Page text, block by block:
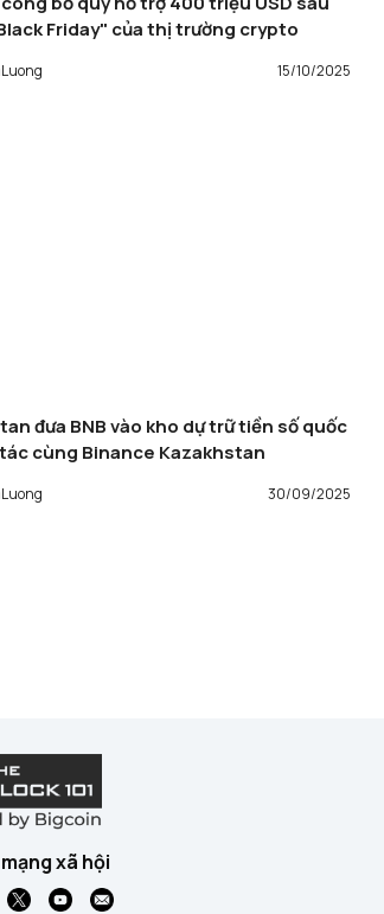
Friday" của thị trường crypto
15/10/2025
đưa BNB vào kho dự trữ tiền số quốc
cùng Binance Kazakhstan
30/09/2025
xã hội